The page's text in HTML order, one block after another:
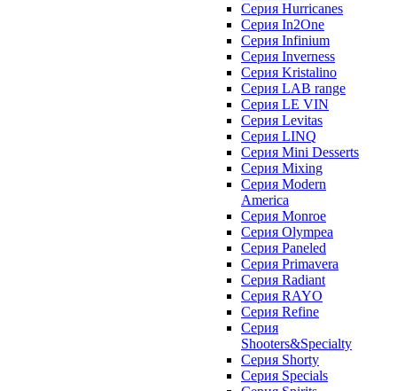
Серия Hurricanes
Серия In2One
Серия Infinium
Серия Inverness
Серия Kristalino
Серия LAB range
Серия LE VIN
Серия Levitas
Серия LINQ
Серия Mini Desserts
Серия Mixing
Серия Modern
America
Серия Monroe
Серия Olympea
Серия Paneled
Серия Primavera
Серия Radiant
Серия RAYO
Серия Refine
Серия
Shooters&Specialty
Серия Shorty
Серия Specials